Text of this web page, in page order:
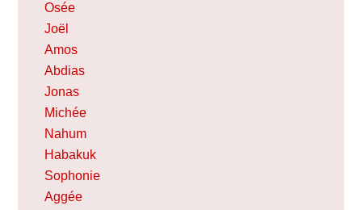
Osée
Joël
Amos
Abdias
Jonas
Michée
Nahum
Habakuk
Sophonie
Aggée